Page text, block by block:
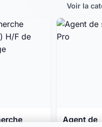
Voir la
Agent de